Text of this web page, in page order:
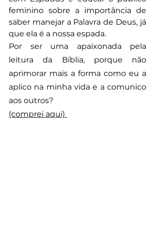
feminino sobre a importância de
saber manejar a Palavra de Deus, já
que ela é a nossa espada.
Por ser uma apaixonada pela
leitura da Bíblia, porque não
aprimorar mais a forma como eu a
aplico na minha vida e a comunico
aos outros?
(comprei aqui)